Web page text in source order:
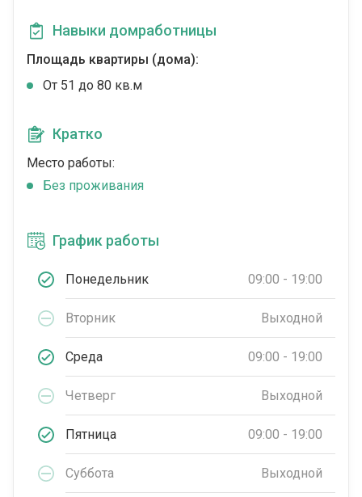
Навыки домработницы
Площадь квартиры (дома):
От 51 до 80 кв.м
Кратко
Место работы:
Без проживания
График работы
Понедельник 09:00 - 19:00
Вторник Выходной
Среда 09:00 - 19:00
Четверг Выходной
Пятница 09:00 - 19:00
Суббота Выходной